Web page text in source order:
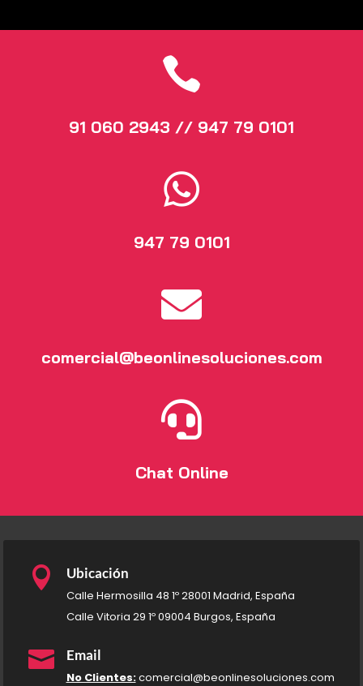

91 060 2943 // 947 79 0101

947 79 0101

comercial@beonlinesoluciones.com

Chat Online
 Ubicación
Calle Hermosilla 48 1º 28001 Madrid, España
Calle Vitoria 29 1º 09004 Burgos, España
 Email
No Clientes:comercial@beonlinesoluciones.com